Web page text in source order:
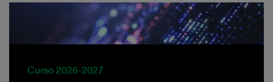
Curso 2026-2027